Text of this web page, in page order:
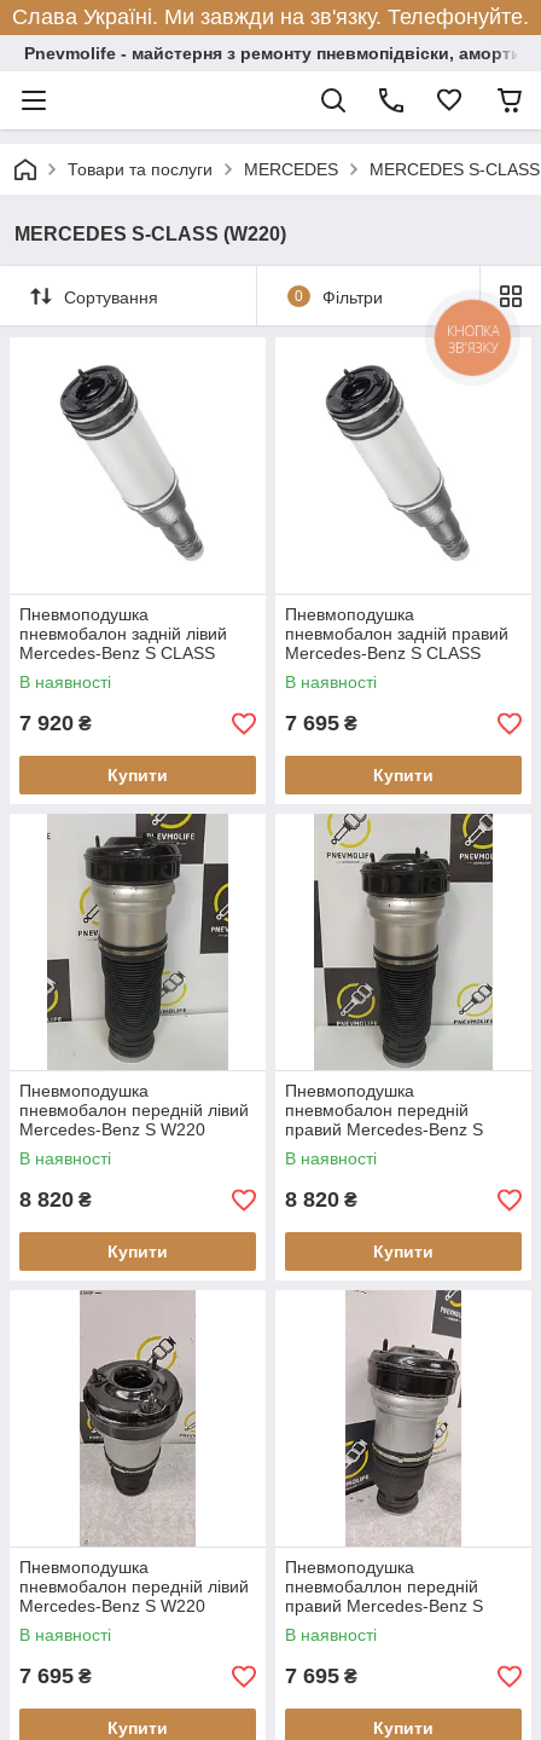
Слава Україні. Ми завжди на зв'язку. Телефонуйте.
Pnevmolife - майстерня з ремонту пневмопідвіски,
Товари та послуги MERCEDES MERCEDES S-
MERCEDES S-CLASS (W220)
Сортування 0 Фільтри
Пневмоподушка
пневмобалон задній лівий
Mercedes-Benz S CLASS
W220 (відновлений)
В наявності
7 920 ₴
Купити
Пневмоподушка
пневмобалон задній правий
Mercedes-Benz S CLASS
W220 (відновлений)
В наявності
7 695 ₴
Купити
Пневмоподушка
пневмобалон передній лівий
Mercedes-Benz S W220
(відновлений)
В наявності
8 820 ₴
Купити
Пневмоподушка
пневмобалон передній
правий Mercedes-Benz S
W220 (відновлений)
В наявності
8 820 ₴
Купити
Пневмоподушка
пневмобалон передній лівий
Mercedes-Benz S W220
(задній привід) (відновлений)
В наявності
7 695 ₴
Купити
Пневмоподушка
пневмобаллон передній
правий Mercedes-Benz S
W220 (задній привід)
(відновлений)
В наявності
7 695 ₴
Купити
КНОПКА
ЗВ'ЯЗКУ